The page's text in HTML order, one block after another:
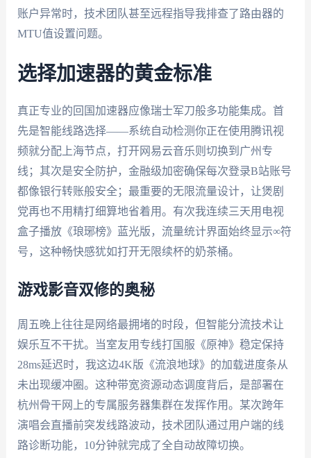
账户异常时，技术团队甚至远程指导我排查了路由器的
MTU值设置问题。
选择加速器的黄金标准
真正专业的回国加速器应像瑞士军刀般多功能集成。首
先是智能线路选择——系统自动检测你正在使用腾讯视
频就分配上海节点，打开网易云音乐则切换到广州专
线；其次是安全防护，金融级加密确保每次登录B站账号
都像银行转账般安全；最重要的无限流量设计，让煲剧
党再也不用精打细算地省着用。有次我连续三天用电视
盒子播放《琅琊榜》蓝光版，流量统计界面始终显示∞符
号，这种畅快感犹如打开无限续杯的奶茶桶。
游戏影音双修的奥秘
周五晚上往往是网络最拥堵的时段，但智能分流技术让
娱乐互不干扰。当室友用专线打国服《原神》稳定保持
28ms延迟时，我这边4K版《流浪地球》的加载进度条从
未出现缓冲圈。这种带宽资源动态调度背后，是部署在
杭州骨干网上的专属服务器集群在发挥作用。某次跨年
演唱会直播前突发线路波动，技术团队通过用户端的线
路诊断功能，10分钟就完成了全自动故障切换。